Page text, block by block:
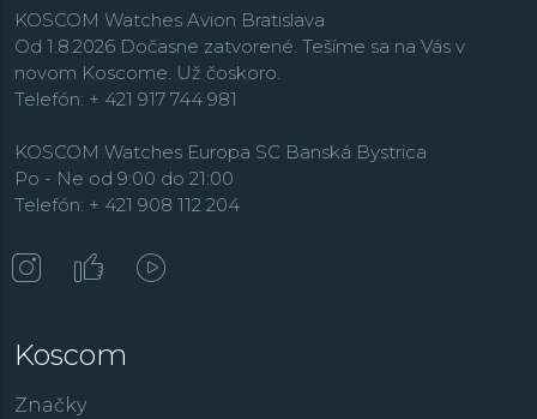
KOSCOM Watches Avion Bratislava
Od 1.8.2026 Dočasne zatvorené. Tešíme sa na Vás v
novom Koscome. Už čoskoro.
Telefón: + 421 917 744 981
KOSCOM Watches Europa SC Banská Bystrica
Po - Ne od 9:00 do 21:00
Telefón: + 421 908 112 204
Koscom
Značky